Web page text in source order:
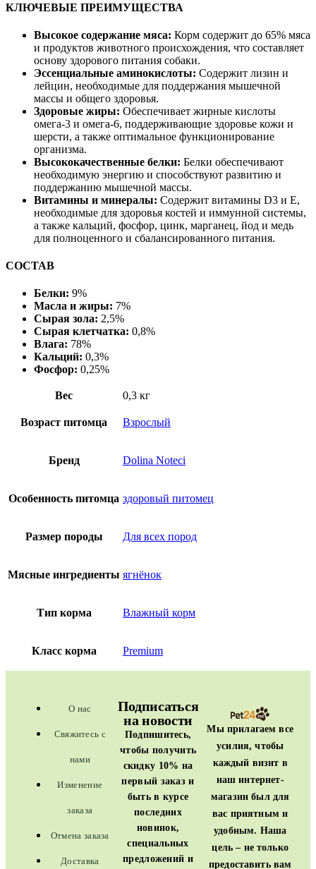
КЛЮЧЕВЫЕ ПРЕИМУЩЕСТВА
Высокое содержание мяса: Корм содержит до 65% мяса
и продуктов животного происхождения, что составляет
основу здорового питания собаки.
Эссенциальные аминокислоты: Содержит лизин и
лейцин, необходимые для поддержания мышечной
массы и общего здоровья.
Здоровые жиры: Обеспечивает жирные кислоты
омега-3 и омега-6, поддерживающие здоровье кожи и
шерсти, а также оптимальное функционирование
организма.
Высококачественные белки: Белки обеспечивают
необходимую энергию и способствуют развитию и
поддержанию мышечной массы.
Витамины и минералы: Содержит витамины D3 и E,
необходимые для здоровья костей и иммунной системы,
а также кальций, фосфор, цинк, марганец, йод и медь
для полноценного и сбалансированного питания.
СОСТАВ
Белки: 9%
Масла и жиры: 7%
Сырая зола: 2,5%
Сырая клетчатка: 0,8%
Влага: 78%
Кальций: 0,3%
Фосфор: 0,25%
Вес 0,3 кг
Возраст питомца Взрослый
Бренд Dolina Noteci
Особенность питомца здоровый питомец
Размер породы Для всех пород
Мясные ингредиенты ягнёнок
Тип корма Влажный корм
Класс корма Premium
О нас
Свяжитесь с
нами
Изменение
заказа
Отмена заказа
Доставка
Мы прилагаем все
усилия, чтобы
каждый визит в
наш интернет-
магазин был для
вас приятным и
удобным. Наша
цель – не только
предоставить вам
Подписаться
на новости
Подпишитесь,
чтобы получить
скидку 10% на
первый заказ и
быть в курсе
последних
новинок,
специальных
предложений и